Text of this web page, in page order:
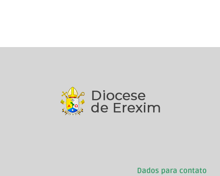
Dados para contato